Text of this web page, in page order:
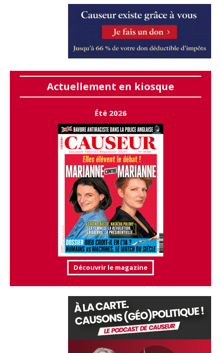
Actuellement en kiosque
Été 2026
Découvrir le magazine